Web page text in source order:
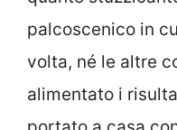
palcoscenico in
volta, né le altre
alimentato i